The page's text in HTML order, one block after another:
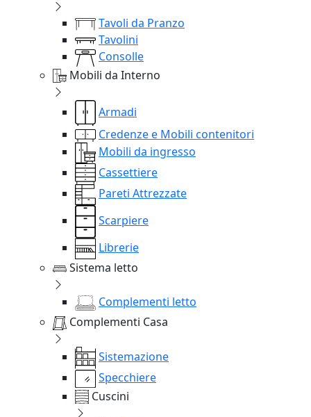
Tavoli da Pranzo
Tavolini
Consolle
Mobili da Interno
Armadi
Credenze e Mobili contenitori
Mobili da ingresso
Cassettiere
Pareti Attrezzate
Scarpiere
Librerie
Sistema letto
Complementi letto
Complementi Casa
Sistemazione
Specchiere
Cuscini